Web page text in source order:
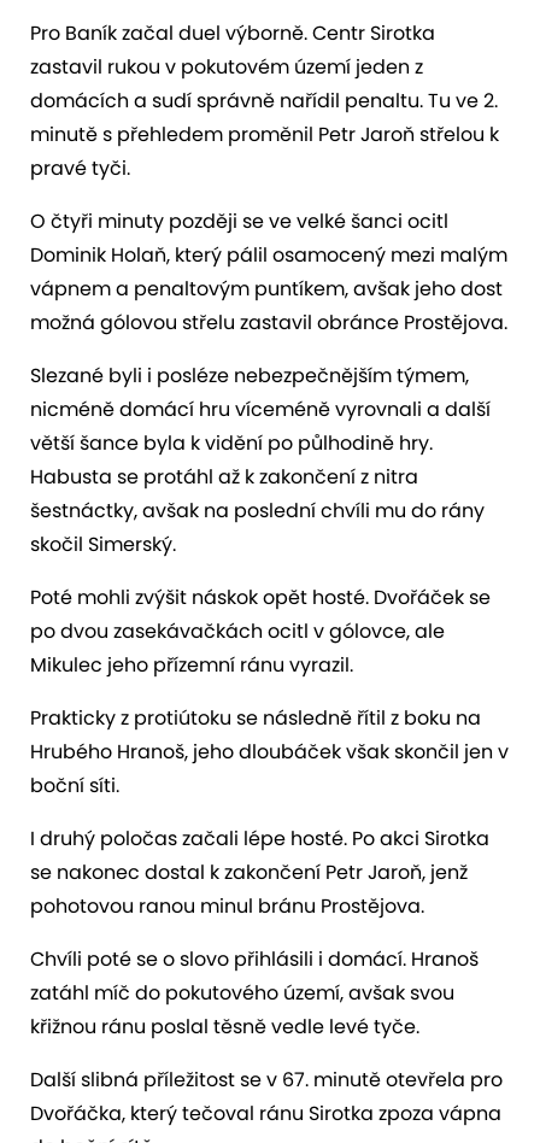
Pro Baník začal duel výborně. Centr Sirotka
zastavil rukou v pokutovém území jeden z
domácích a sudí správně nařídil penaltu. Tu ve 2.
minutě s přehledem proměnil Petr Jaroň střelou k
pravé tyči.
O čtyři minuty později se ve velké šanci ocitl
Dominik Holaň, který pálil osamocený mezi malým
vápnem a penaltovým puntíkem, avšak jeho dost
možná gólovou střelu zastavil obránce Prostějova.
Slezané byli i posléze nebezpečnějším týmem,
nicméně domácí hru víceméně vyrovnali a další
větší šance byla k vidění po půlhodině hry.
Habusta se protáhl až k zakončení z nitra
šestnáctky, avšak na poslední chvíli mu do rány
skočil Simerský.
Poté mohli zvýšit náskok opět hosté. Dvořáček se
po dvou zasekávačkách ocitl v gólovce, ale
Mikulec jeho přízemní ránu vyrazil.
Prakticky z protiútoku se následně řítil z boku na
Hrubého Hranoš, jeho dloubáček však skončil jen v
boční síti.
I druhý poločas začali lépe hosté. Po akci Sirotka
se nakonec dostal k zakončení Petr Jaroň, jenž
pohotovou ranou minul bránu Prostějova.
Chvíli poté se o slovo přihlásili i domácí. Hranoš
zatáhl míč do pokutového území, avšak svou
křižnou ránu poslal těsně vedle levé tyče.
Další slibná příležitost se v 67. minutě otevřela pro
Dvořáčka, který tečoval ránu Sirotka zpoza vápna